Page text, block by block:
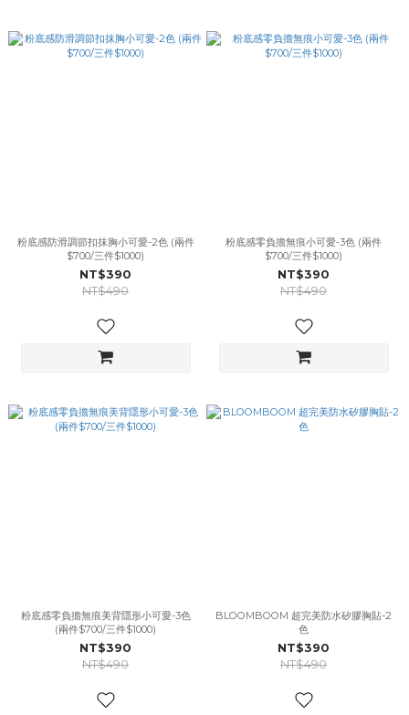
粉底感防滑調節扣抹胸小可愛-2色 (兩件
$700/三件$1000)
NT$390
NT$490
粉底感零負擔無痕小可愛-3色 (兩件
$700/三件$1000)
NT$390
NT$490
粉底感零負擔無痕美背隱形小可愛-3色
(兩件$700/三件$1000)
NT$390
NT$490
BLOOMBOOM 超完美防水矽膠胸貼-2
色
NT$390
NT$490